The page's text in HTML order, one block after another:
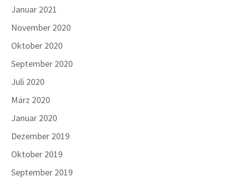
Januar 2021
November 2020
Oktober 2020
September 2020
Juli 2020
März 2020
Januar 2020
Dezember 2019
Oktober 2019
September 2019